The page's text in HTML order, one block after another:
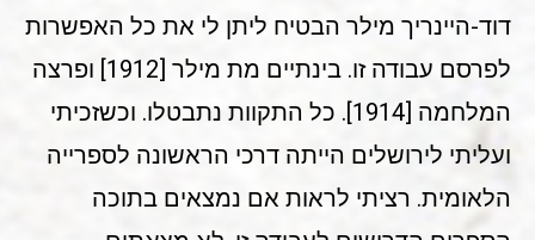
דוד-היינריך מילר הבטיח ליתן לי את כל האפשרות
לפרסם עבודה זו. בינתיים מת מילר [1912] ופרצה
המלחמה [1914]. כל התקוות נתבטלו. וכשזכיתי
ועליתי לירושלים הייתה דרכי הראשונה לספרייה
הלאומית. רציתי לראות אם נמצאים בתוכה